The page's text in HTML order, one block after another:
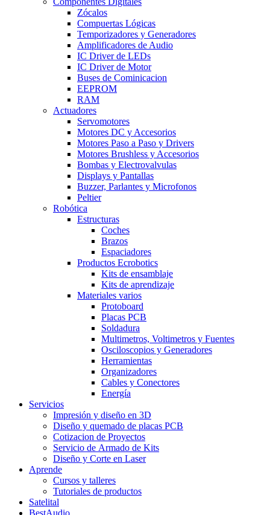
Zócalos
Compuertas Lógicas
Temporizadores y Generadores
Amplificadores de Audio
IC Driver de LEDs
IC Driver de Motor
Buses de Cominicacion
EEPROM
RAM
Actuadores
Servomotores
Motores DC y Accesorios
Motores Paso a Paso y Drivers
Motores Brushless y Accesorios
Bombas y Electrovalvulas
Displays y Pantallas
Buzzer, Parlantes y Microfonos
Peltier
Robótica
Estructuras
Coches
Brazos
Espaciadores
Productos Ecrobotics
Kits de ensamblaje
Kits de aprendizaje
Materiales varios
Protoboard
Placas PCB
Soldadura
Multimetros, Voltimetros y Fuentes
Osciloscopios y Generadores
Herramientas
Organizadores
Cables y Conectores
Energía
Servicios
Impresión y diseño en 3D
Diseño y quemado de placas PCB
Cotizacion de Proyectos
Servicio de Armado de Kits
Diseño y Corte en Laser
Aprende
Cursos y talleres
Tutoriales de productos
Satelital
BestAudio